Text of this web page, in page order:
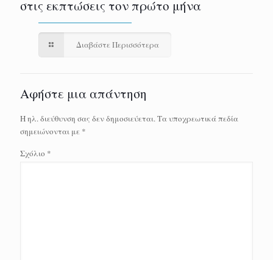
στις εκπτώσεις τον πρώτο μήνα
Διαβάστε Περισσότερα
Αφήστε μια απάντηση
Η ηλ. διεύθυνση σας δεν δημοσιεύεται. Τα υποχρεωτικά πεδία
σημειώνονται με *
Σχόλιο *